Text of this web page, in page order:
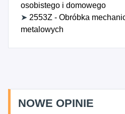
osobistego i domowego
➤ 2553Z - Obróbka
metalowych
NOWE OPINIE